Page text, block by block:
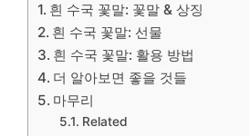
흰 수국 꽃말: 꽃말 & 상징
흰 수국 꽃말: 선물
흰 수국 꽃말: 활용 방법
더 알아보면 좋을 것들
마무리
Related